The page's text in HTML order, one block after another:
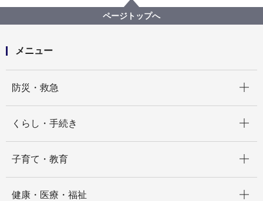
「わくわく！こどもデー こいのぼりが泳ぐ市役所で
エンジョイ♪遊びつくそう！」を開催します！
ページトップへ
メニュー
防災・救急
くらし・手続き
子育て・教育
健康・医療・福祉